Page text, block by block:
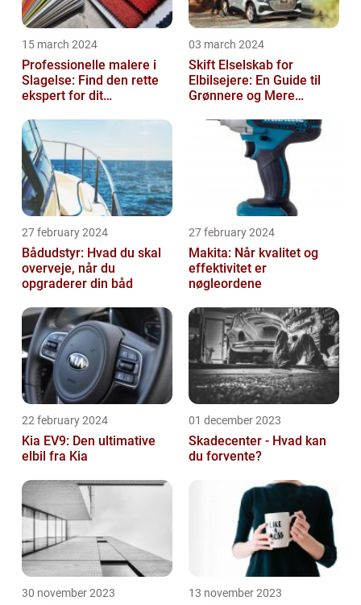
15 march 2024
Professionelle malere i
Slagelse: Find den rette
ekspert for dit
03 march 2024
Skift Elselskab for
Elbilsejere: En Guide til
Grønnere og Mere
27 february 2024
Bådudstyr: Hvad du skal
overveje, når du
opgraderer din båd
27 february 2024
Makita: Når kvalitet og
effektivitet er
nøgleordene
22 february 2024
Kia EV9: Den ultimative
elbil fra Kia
01 december 2023
Skadecenter - Hvad kan
du forvente?
30 november 2023 13 november 2023